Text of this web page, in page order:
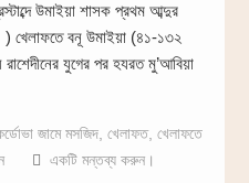
উমাইয়া শাসক প্রথম আব্দুর
) খেলাফতে বনূ উমাইয়া (৪১-১৩২
যুগের পর হযরত মু’আবিয়া
জামে মসজিদ, খেলাফত, খেলাফতে
একটি মন্তব্য করুন।